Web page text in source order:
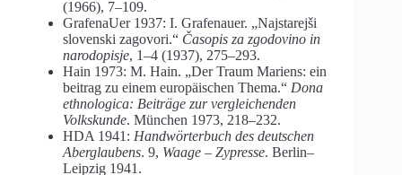
(1966), 7–109.
GrafenaUer 1937: I. Grafenauer. „Najstarejši
slovenski zagovori.“ Časopis za zgodovino in
narodopisje, 1–4 (1937), 275–293.
Hain 1973: M. Hain. „Der Traum Mariens: ein
beitrag zu einem europäischen Thema.“ Dona
ethnologica: Beiträge zur vergleichenden
Volkskunde. München 1973, 218–232.
HDA 1941: Handwörterbuch des deutschen
Aberglaubens. 9, Waage – Zypresse. Berlin–
Leipzig 1941.